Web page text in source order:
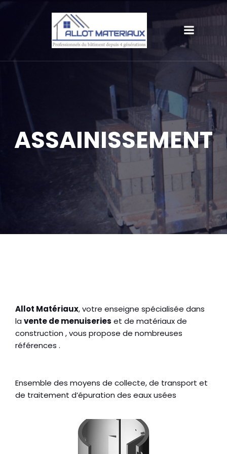
ASSAINISSEMENT
Allot Matériaux, votre enseigne spécialisée dans
la vente de menuiseries et de matériaux de
construction , vous propose de nombreuses
références .
Ensemble des moyens de collecte, de transport et
de traitement d’épuration des eaux usées